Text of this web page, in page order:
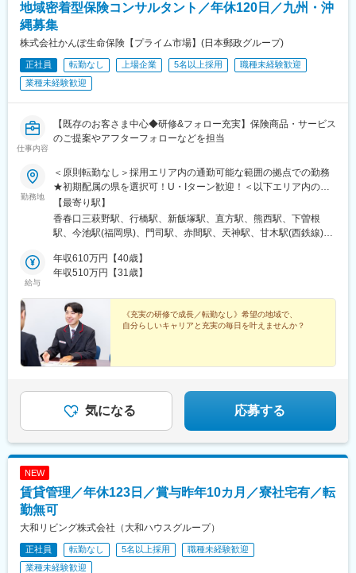
地域密着型保険コンサルタント／年休120日／九州・沖
縄募集
株式会社かんぽ生命保険【プライム市場】(日本郵政グループ)
正社員 転勤なし 上場企業 5名以上採用
職種未経験歓迎
業種未経験歓迎
仕事内容
【既存のお客さま中心◆研修&フォロー充実】保険商品・サービス
のご提案やアフターフォローなどを担当
勤務地
＜原則転勤なし＞採用エリア内の通勤可能な範囲の拠点での勤務
★初期配属の県を選択可！U・Iターン歓迎！＜以下エリア内の郵
便局内に設置されたかんぽサービス部＞■九州エリア：福岡県、佐
賀県、長崎県、大分県、宮崎県、鹿児島県、熊本県■沖縄エリア：
沖縄県※基本的にスクーターまたはバイク、一部エリアは車で営業
社から3カ月間、研修センター等での育成プログラムに参加 育児
等の家庭事情があり、参加が難しい場合はリモートプログラムと
スあり）
【最寄り駅】
香春口三萩野駅、行橋駅、新飯塚駅、直方駅、熊西駅、下曽根
駅、今池駅(福岡県)、門司駅、赤間駅、天神駅、甘木駅(西鉄線)、
羽犬塚駅、大牟田駅、御井駅、佐賀駅、武雄温泉駅、唐津駅、伊
万里駅、鳥栖駅、五島町駅、霊丘公園体育館駅、本諫早駅、大学
角駅、木葉駅、玉名駅、人吉温泉駅、宮地駅、川尻駅(熊本県)、健
軍校前駅、光の森駅、大分駅、佐伯駅、中津駅(大分県)、日田駅、
宇佐駅、別府駅(大分県)、鶴崎駅、延岡駅、西都城駅、宮崎駅、油
津駅、小林駅(宮崎県)、日向新富駅、高見橋駅、川内駅(鹿児島
県)、志布志駅、枕崎駅、宮ケ浜駅、国分駅(鹿児島県)、谷山駅(指
浦添前田駅、旦過駅、西鉄福岡駅、甘木駅(甘木鉄道線)、桜並木
駅、梅林駅(福岡県)、長崎駅前駅、島原船津駅、原爆資料館駅、佐
世保中央駅、新町駅(熊本県)、人吉駅、鹿児島中央駅前駅、市役所
前駅(鹿児島県)、奥武山公園駅、天神南駅、雑餉隈駅、桜町駅(長
崎県)、浦上駅前駅、佐世保駅、西辛島町駅、鹿児島中央駅、いづ
給与
年収610万円【40歳】
年収510万円【31歳】
《充実の研修で成長／転勤なし》希望の地域で、
自分らしいキャリアと充実の毎日を叶えませんか？
気になる 応募する
NEW
賃貸管理／年休123日／賞与昨年10カ月／寮社宅有／転
勤無可
大和リビング株式会社（大和ハウスグループ）
正社員 転勤なし 5名以上採用
職種未経験歓迎
業種未経験歓迎